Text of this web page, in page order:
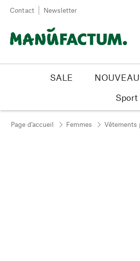
Passer au contenu
Contact Newsletter
SALE NOUVEAU
Sport
Page d'accueil Femmes Vêtements